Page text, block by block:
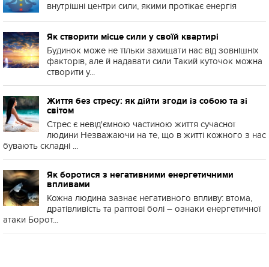
внутрішні центри сили, якими протікає енергія
Як створити місце сили у своїй квартирі
Будинок може не тільки захищати нас від зовнішніх
факторів, але й надавати сили Такий куточок можна
створити у...
Життя без стресу: як дійти згоди із собою та зі
світом
Стрес є невід'ємною частиною життя сучасної
людини Незважаючи на те, що в житті кожного з нас
бувають складні ...
Як боротися з негативними енергетичними
впливами
Кожна людина зазнає негативного впливу: втома,
дратівливість та раптові болі – ознаки енергетичної
атаки Борот...